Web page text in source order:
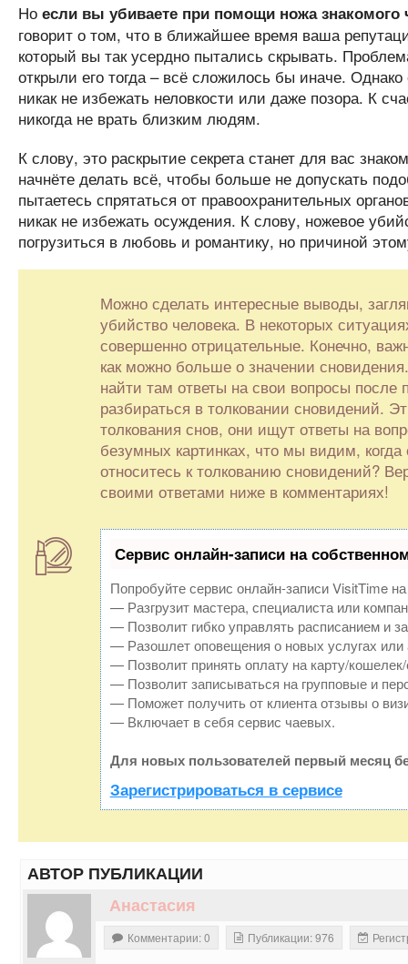
Ноесли вы убиваете при помощи ножа знакомого
говорит о том, что в ближайшее время ваша
который вы так усердно пытались скрывать.
открыли его тогда – всё сложилось бы иначе.
никак не избежать неловкости или даже позора. К
никогда не врать близким людям.
К слову, это раскрытие секрета станет для вас
начнёте делать всё, чтобы больше не допускать
пытаетесь спрятаться от правоохранительных
никак не избежать осуждения. К слову, ножевое
погрузиться в любовь и романтику, но причиной
Можно сделать интересные выводы,
убийство человека. В некоторых
совершенно отрицательные. Конечно,
как можно больше о значении
найти там ответы на свои вопросы
разбираться в толковании сновидений.
толкования снов, они ищут ответы на
безумных картинках, что мы видим,
относитесь к толкованию сновидений?
своими ответами ниже в комментариях!
Сервис онлайн-записи на
Попробуйте сервис онлайн-записи VisitTime
— Разгрузит мастера, специалиста или
— Позволит гибко управлять расписанием и
— Разошлет оповещения о новых услугах или
— Позволит принять оплату на карту/кошелек/
— Позволит записываться на групповые и
— Поможет получить от клиента отзывы о
— Включает в себя сервис чаевых.
Для новых пользователей первый месяц
Зарегистрироваться в сервисе
АВТОР ПУБЛИКАЦИИ
Анастасия
Комментарии: 0 Публикации: 976